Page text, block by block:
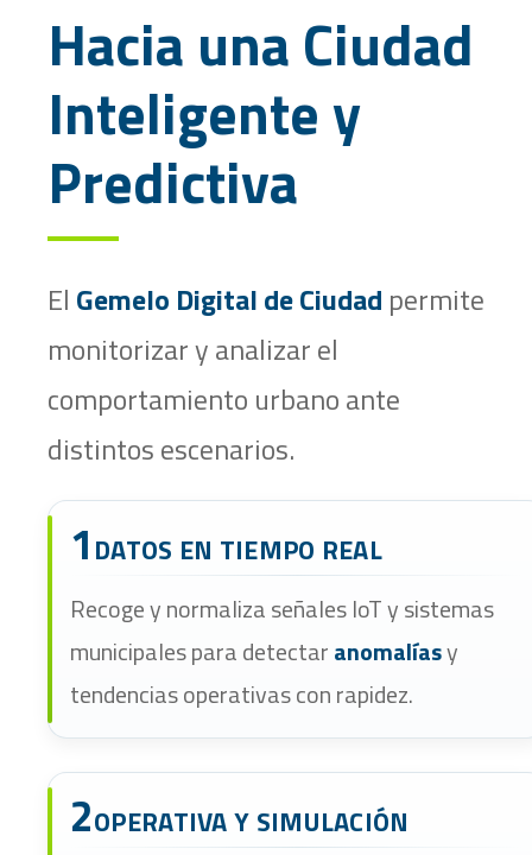
Hacia una Ciudad
Inteligente y
Predictiva
El Gemelo Digital de Ciudad permite
monitorizar y analizar el
comportamiento urbano ante
distintos escenarios.
1 DATOS EN TIEMPO REAL
Recoge y normaliza señales IoT y sistemas
municipales para detectaranomalíasy
tendencias operativas con rapidez.
2OPERATIVA Y SIMULACIÓN